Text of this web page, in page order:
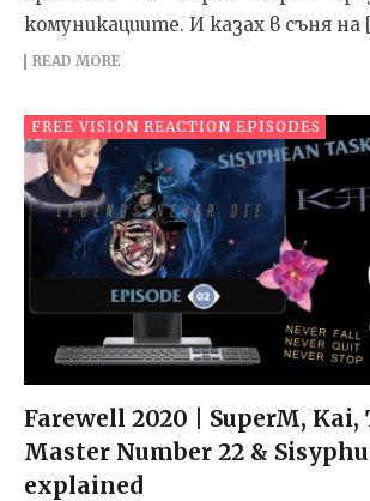
комуникациите. И казах в съня на
READ MORE
FREE VISION REACTION EPISODES
Farewell 2020 | SuperM, Kai,
Master Number 22 &
explained